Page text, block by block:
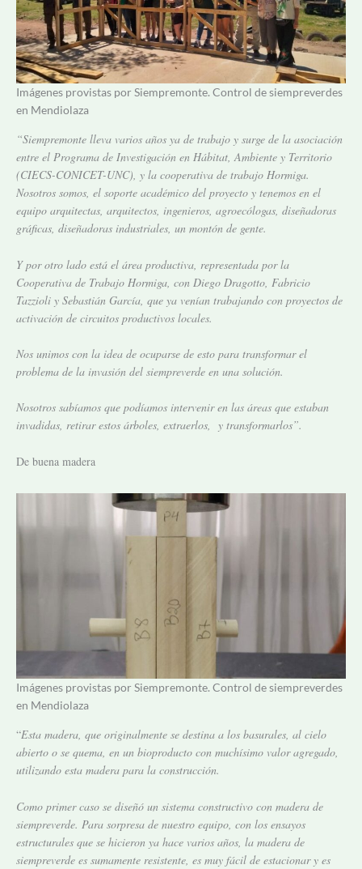
Imágenes provistas por Siempremonte. Control de siempreverdes
en Mendiolaza
“Siempremonte lleva varios años ya de trabajo y surge de la asociación
entre el Programa de Investigación en Hábitat, Ambiente y Territorio
(CIECS-CONICET-UNC), y la cooperativa de trabajo Hormiga.
Nosotros somos, el soporte académico del proyecto y tenemos en el
equipo arquitectas, arquitectos, ingenieros, agroecólogas, diseñadoras
gráficas, diseñadoras industriales, un montón de gente.
Y por otro lado está el área productiva, representada por la
Cooperativa de Trabajo Hormiga, con Diego Dragotto, Fabricio
Tazzioli y Sebastián García, que ya venían trabajando con proyectos de
activación de circuitos productivos locales.
Nos unimos con la idea de ocuparse de esto para transformar el
problema de la invasión del siempreverde en una solución.
Nosotros sabíamos que podíamos intervenir en las áreas que estaban
invadidas, retirar estos árboles, extraerlos, y transformarlos”.
De buena madera
Imágenes provistas por Siempremonte. Control de siempreverdes
en Mendiolaza
“Esta madera, que originalmente se destina a los basurales, al cielo
abierto o se quema, en un bioproducto con muchísimo valor agregado,
utilizando esta madera para la construcción.
Como primer caso se diseñó un sistema constructivo con madera de
siempreverde. Para sorpresa de nuestro equipo, con los ensayos
estructurales que se hicieron ya hace varios años, la madera de
siempreverde es sumamente resistente, es muy fácil de estacionar y es